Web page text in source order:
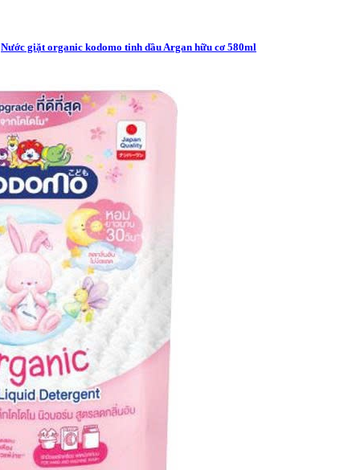
Nước giặt organic kodomo tinh dầu Argan hữu cơ 580ml